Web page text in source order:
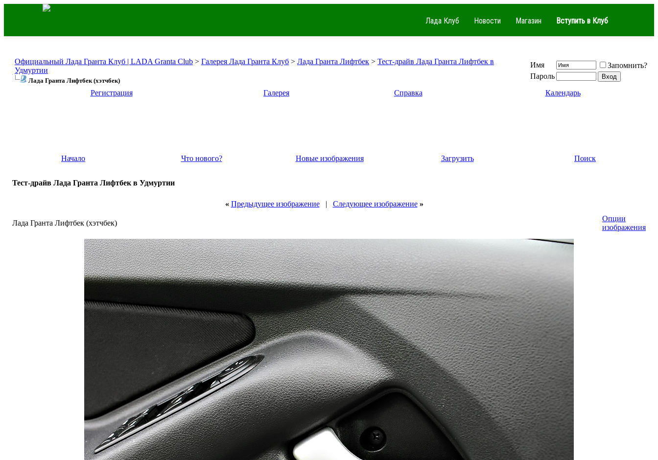
Лада Клуб Новости Магазин Вступить в Клуб
Официальный Лада Гранта Клуб | LADA Granta Club > Галерея Лада Гранта Клуб > Лада Гранта Лифтбек > Тест-драйв Лада Гранта Лифтбек в
Удмуртии
Лада Гранта Лифтбек (хэтчбек)
Имя
Запомнить?
Пароль
Регистрация
Галерея Справка Календарь
Начало Что нового? Новые изображения Загрузить Поиск
Тест-драйв Лада Гранта Лифтбек в Удмуртии
« Предыдущее изображение| Следующее изображение »
Лада Гранта Лифтбек (хэтчбек)
Опции
изображения